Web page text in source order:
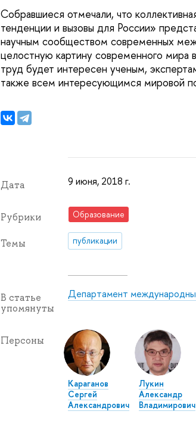
Собравшиеся отмечали, что
тенденции и вызовы для России»
научным сообществом современных
целостную картину современного мира
труд будет интересен ученым,
также всем интересующимся мировой
Дата 9 июня, 2018 г.
Рубрики Образование
Темы публикации
В статье
упомянуты
Департамент
Персоны
Караганов
Сергей
Александрович
Лукин
Александр
Владимирович